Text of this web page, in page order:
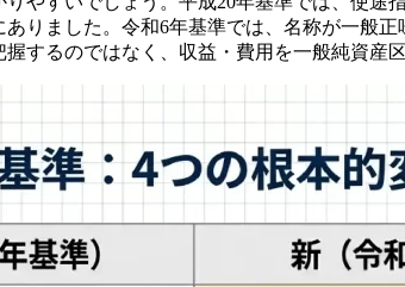
りました。令和6年基準では、名称が一般
するのではなく、収益・費用を一般純資産